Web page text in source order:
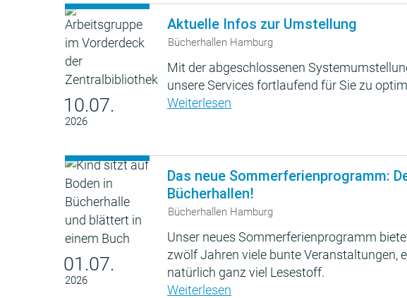
10.07.
2026
Aktuelle Infos zur Umstellung
Bücherhallen Hamburg
Mit der abgeschlossenen
unsere Services fortlaufend für Sie zu
Weiterlesen
01.07.
2026
Das neue Sommerferienprogramm:
Bücherhallen!
Bücherhallen Hamburg
Unser neues Sommerferienprogramm
zwölf Jahren viele bunte Veranstaltungen,
natürlich ganz viel Lesestoff.
Weiterlesen